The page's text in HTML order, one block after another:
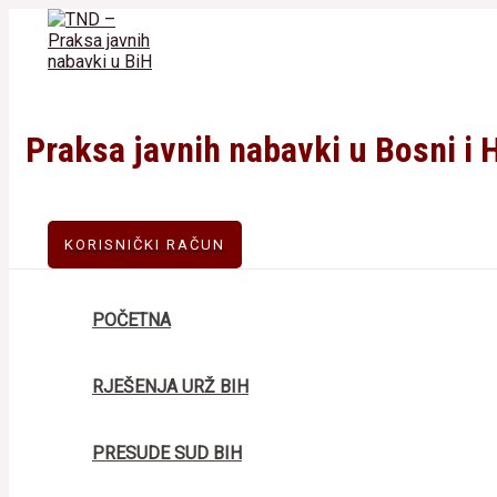
content
Praksa javnih nabavki u Bosni i
KORISNIČKI RAČUN
POČETNA
RJEŠENJA URŽ BIH
PRESUDE SUD BIH